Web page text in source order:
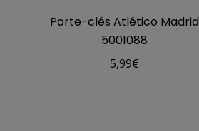
Porte-clés Atlético Madrid
5001088
5,99€